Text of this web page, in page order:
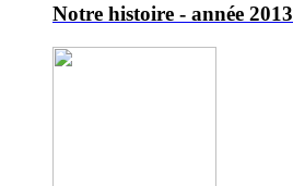
Notre histoire - année 2013